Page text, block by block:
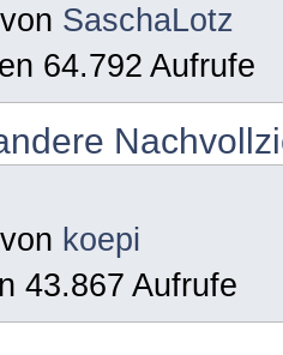
SaschaLotz
64.792 Aufrufe
koepi
43.867 Aufrufe